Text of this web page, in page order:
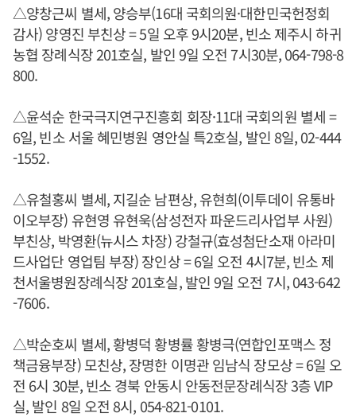
△양창근씨 별세, 양승부(16대 국회의원·대한민국헌정회
감사) 양영진 부친상 = 5일 오후 9시20분, 빈소 제주시 하귀
농협 장례식장 201호실, 발인 9일 오전 7시30분, 064-798-8
800.
△윤석순 한국극지연구진흥회 회장·11대 국회의원 별세 =
6일, 빈소 서울 혜민병원 영안실 특2호실, 발인 8일, 02-444
-1552.
△유철홍씨 별세, 지길순 남편상, 유현희(이투데이 유통바
이오부장) 유현영 유현욱(삼성전자 파운드리사업부 사원)
부친상, 박영환(뉴시스 차장) 강철규(효성첨단소재 아라미
드사업단 영업팀 부장) 장인상 = 6일 오전 4시7분, 빈소 제
천서울병원장례식장 201호실, 발인 9일 오전 7시, 043-642
-7606.
△박순호씨 별세, 황병덕 황병률 황병극(연합인포맥스 정
책금융부장) 모친상, 장명한 이명관 임남식 장모상 = 6일 오
전 6시 30분, 빈소 경북 안동시 안동전문장례식장 3층 VIP
실, 발인 8일 오전 8시, 054-821-0101.